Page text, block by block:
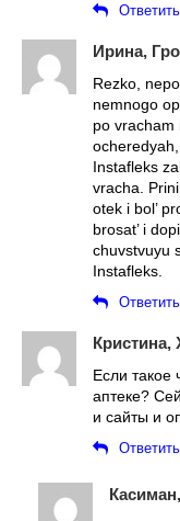
Ответить
Ирина,
Rezko,
nemnogo
po vracham
ocheredyah,
Instafleks
vracha.
otek i bol’
brosat’ i
chuvstvuyu
Instafleks.
Ответить
Кристина,
Если такое
аптеке?
и сайты и
Ответить